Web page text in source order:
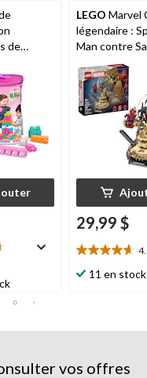
de
60, 1 an
LEGO Marvel
légendaire :
Man contre
76334, 201
ans et plus
29,99 $
4.6
étoile(s)
évaluations
11 en stock
vos offres